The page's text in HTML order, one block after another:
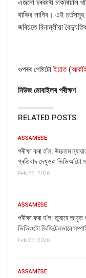
এজনো চৰকাৰী চাকৰিয়াল
থাকিব লাগিব। এই
জৰিয়তে বিনামূলীয়া
ওপৰৰ পোষ্টটো ইয়াত(
নিউজ মোবাইলৰ পৰীক্ষণ
RELATED POSTS
ASSAMESE
পৰীক্ষা কৰা হ’ল: উচ্চতম
প্ৰতিবাদ দেখুওৱা ভিডিঅ’টো
Feb 27, 2026
ASSAMESE
পৰীক্ষা কৰা হ’ল: তুষাৰে আবৃত
ভিডিওটো ডিজিটেলভাৱে
Feb 27, 2026
ASSAMESE